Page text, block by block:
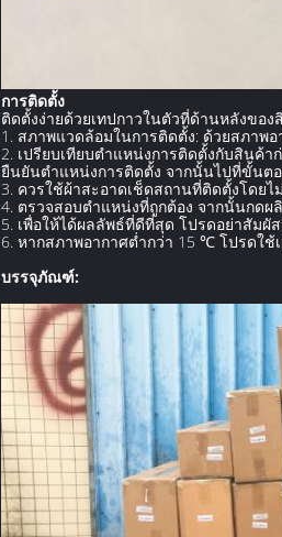
การติดตั้ง
ติดตั้งง่ายด้วยเทปกาวในตัวที่ด้านหลังของ
1. สภาพแวดล้อมในการติดตั้ง: ด้วยสภา
2. เปรียบเทียบตำแหน่งการติดตั้งกับสินค้
ยืนยันตำแหน่งการติดตั้ง จากนั้นไปที่ขั้นต
3. ควรใช้ผ้าสะอาดเช็ดสถานที่ติดตั้งโดย
4. ตรวจสอบตำแหน่งที่ถูกต้อง จากนั้นกด
5. เพื่อให้ได้ผลลัพธ์ที่ดีที่สุด โปรดอย่าสัมผั
6. หากสภาพอากาศต่ำกว่า 15 ℃ โปรดใช้
บรรจุภัณฑ์: